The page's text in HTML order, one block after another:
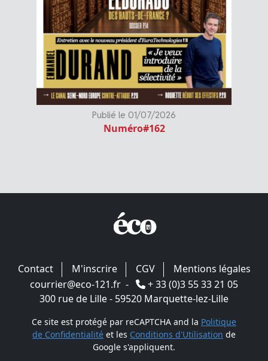
Publié le 01/07/2026
Numéro#162
Contact M'inscrire CGV
Mentions légales
courrier@eco-121.fr -
+ 33 (0)3 55 33 21 05
300 rue de Lille - 59520 Marquette-lez-Lille
Ce site est protégé par reCAPTCHA and la Politique
de Confidentialitéet les Conditions d'Utilisation de
Google s'appliquent.